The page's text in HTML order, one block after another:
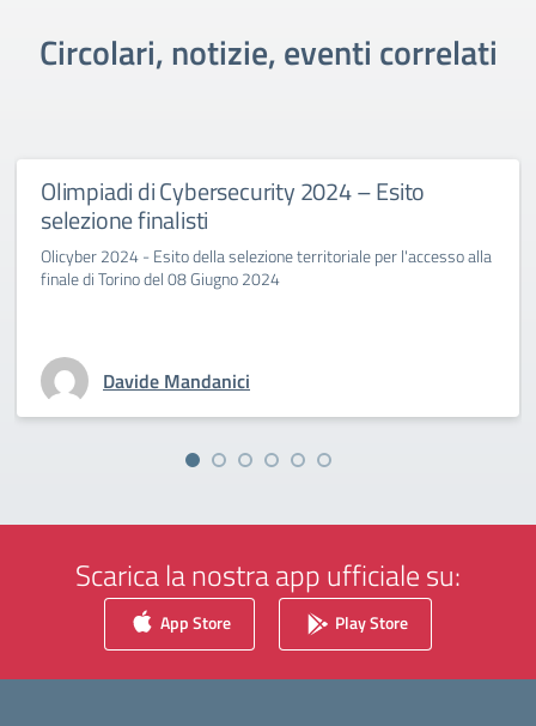
Circolari, notizie, eventi correlati
Olimpiadi di Cybersecurity 2024 – Esito
selezione finalisti
Olicyber 2024 - Esito della selezione territoriale per l'accesso alla
finale di Torino del 08 Giugno 2024
Davide Mandanici
Scarica la nostra app ufficiale su:
App Store Play Store